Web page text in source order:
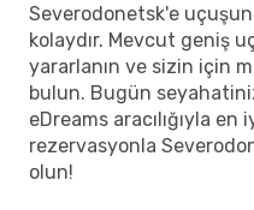
Severodonetsk'e
kolaydır. Mevcut geniş
yararlanın ve sizin için
bulun. Bugün
eDreams aracılığıyla
rezervasyonla
olun!